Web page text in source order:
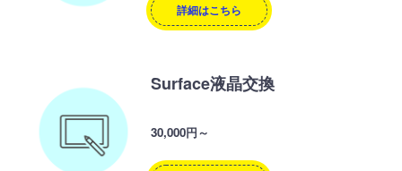
詳細はこちら
Surface液晶交換
30,000円～